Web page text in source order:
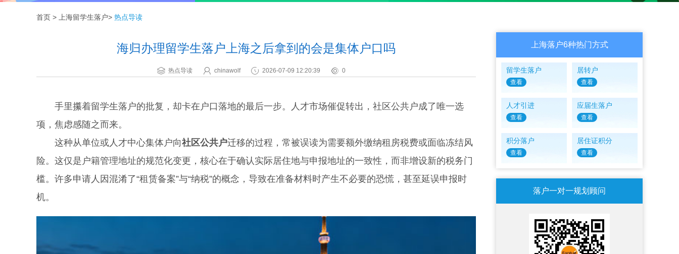
首页 > 上海留学生落户> 热点导读
海归办理留学生落户上海之后拿到的会是集体户口吗
热点导读 chinawolf 2026-07-09 12:20:39 0
手里攥着留学生落户的批复，却卡在户口落地的最后一步。人才市场催促转出，社区公共户成了唯一选
项，焦虑感随之而来。
这种从单位或人才中心集体户向社区公共户迁移的过程，常被误读为需要额外缴纳租房税费或面临冻结风
险。这仅是户籍管理地址的规范化变更，核心在于确认实际居住地与申报地址的一致性，而非增设新的税务门
槛。许多申请人因混淆了“租赁备案”与“纳税”的概念，导致在准备材料时产生不必要的恐慌，甚至延误申报时
机。
上海落户6种热门方式
留学生落户
查看
居转户
查看
人才引进
查看
应届生落户
查看
积分落户
查看
居住证积分
查看
落户一对一规划顾问